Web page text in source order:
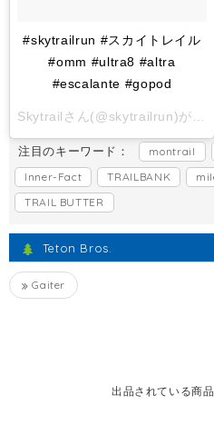
#skytrailrun #スカイトレイル
#omm #ultra8 #altra
#escalante #gopod
Skytrailさん(@skytrailrun)がシェアした投稿 -
注目のキーワード： montrail
Inner-Fact
TRAILBANK
TRAIL BUTTER
Teton Bros.
Gaiter
出品されている商